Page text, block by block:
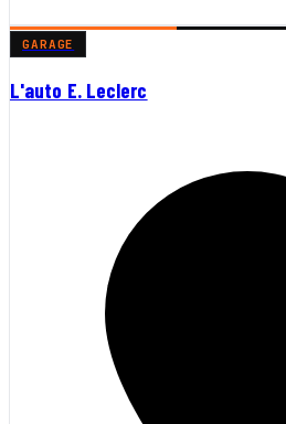
GARAGE
L'auto E. Leclerc